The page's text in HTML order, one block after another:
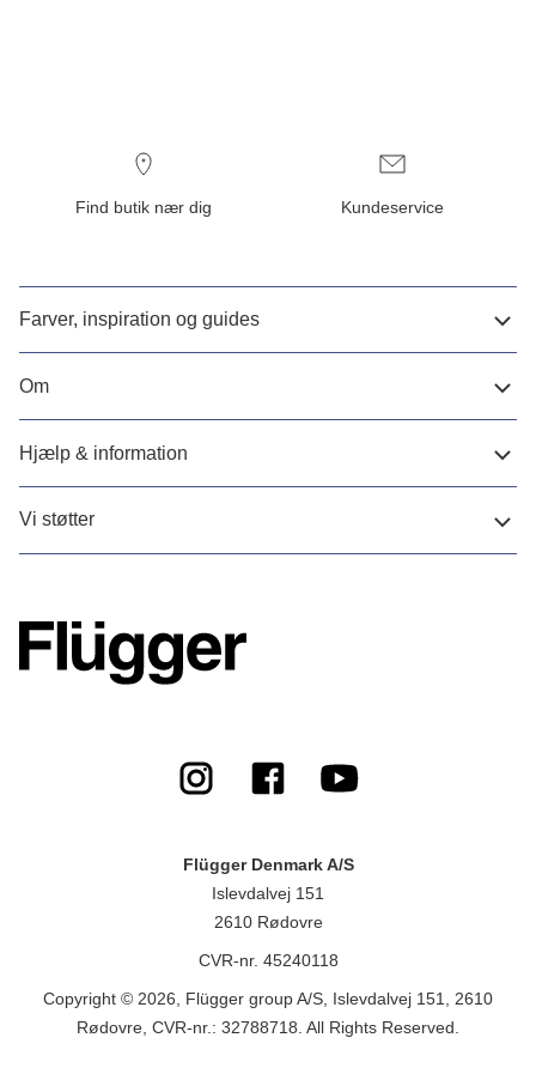
Find butik nær dig Kundeservice
Farver, inspiration og guides
Om
Hjælp & information
Vi støtter
Flügger Denmark A/S
Islevdalvej 151
2610 Rødovre
CVR-nr. 45240118
Copyright © 2026, Flügger group A/S, Islevdalvej 151, 2610
Rødovre, CVR-nr.: 32788718. All Rights Reserved.